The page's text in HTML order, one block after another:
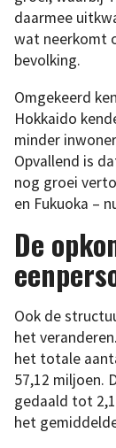
daarmee
wat neerkomt
bevolking.
Omgekeerd
Hokkaido
minder
Opvallend is
nog groei
en Fukuoka –
De
Ook de
het
het totale
57,12 miljoen.
gedaald tot
het